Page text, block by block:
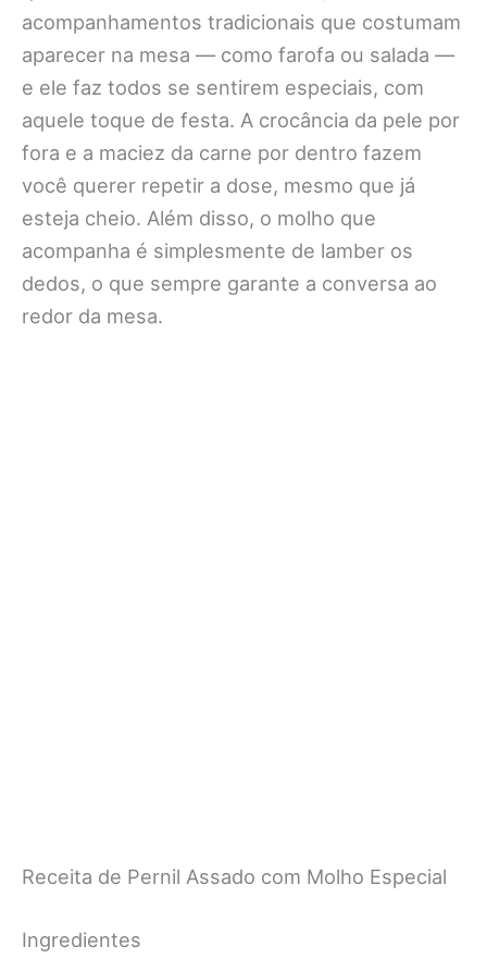
acompanhamentos tradicionais que costumam
aparecer na mesa — como farofa ou salada —
e ele faz todos se sentirem especiais, com
aquele toque de festa. A crocância da pele por
fora e a maciez da carne por dentro fazem
você querer repetir a dose, mesmo que já
esteja cheio. Além disso, o molho que
acompanha é simplesmente de lamber os
dedos, o que sempre garante a conversa ao
redor da mesa.
Receita de Pernil Assado com Molho Especial
Ingredientes